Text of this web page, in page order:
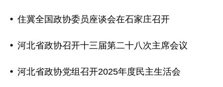
住冀全国政协委员座谈会在石家庄召开
河北省政协召开十三届第二十八次主席会议
河北省政协党组召开2025年度民主生活会